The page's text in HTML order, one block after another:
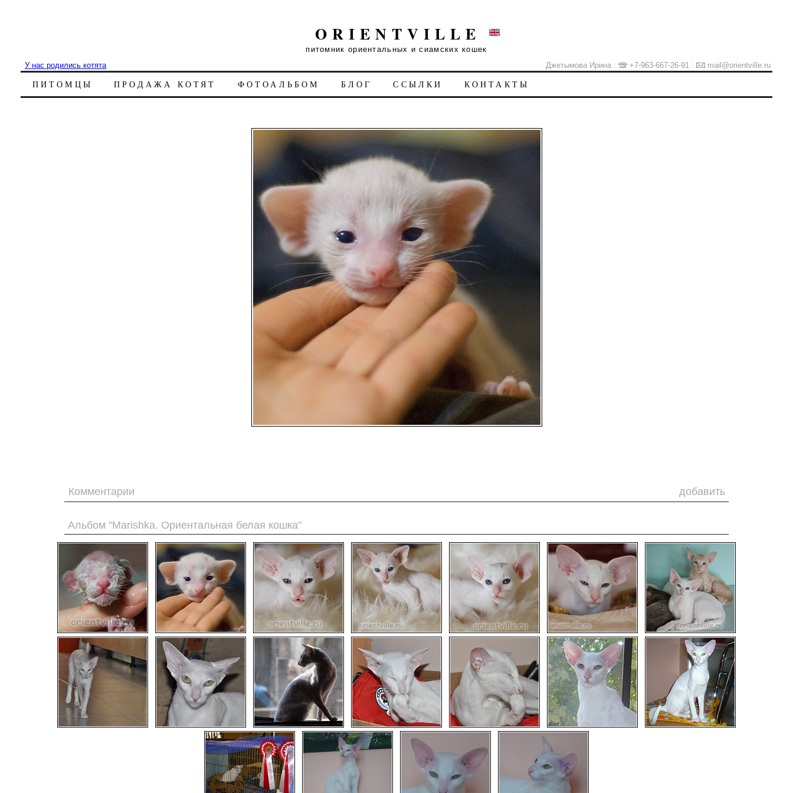
ORIENTVILLE
питомник ориентальных и сиамских кошек
У нас родились котята
Джетымова Ирина : +7-963-667-26-91 : mail@orientville.ru
ПИТОМЦЫ ПРОДАЖА КОТЯТ ФОТОАЛЬБОМ БЛОГ ССЫЛКИ КОНТАКТЫ
Комментарии добавить
Альбом "Marishka. Ориентальная белая кошка"